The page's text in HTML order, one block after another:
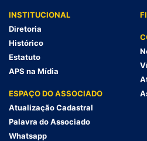
INSTITUCIONAL
Diretoria
Histórico
Estatuto
APS na Mídia
ESPAÇO DO ASSOCIADO
Atualização Cadastral
Palavra do Associado
Whatsapp